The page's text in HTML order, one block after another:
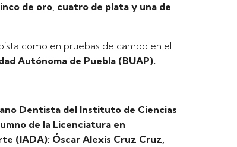
de oro, cuatro de plata y una de
como en pruebas de campo en el
Autónoma de Puebla (BUAP).
Dentista del Instituto de Ciencias
de la Licenciatura en
(IADA); Óscar Alexis Cruz Cruz,